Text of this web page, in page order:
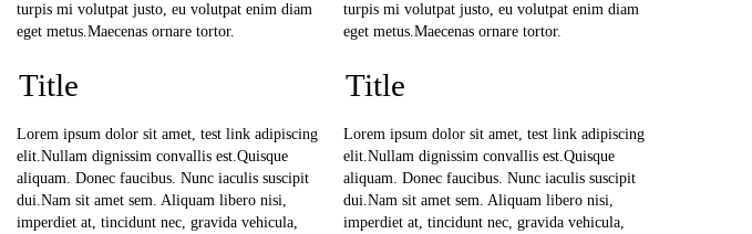
turpis mi volutpat justo, eu volutpat enim diam
eget metus.Maecenas ornare tortor.
turpis mi volutpat justo, eu volutpat enim diam
eget metus.Maecenas ornare tortor.
Title
Lorem ipsum dolor sit amet, test link adipiscing
elit.Nullam dignissim convallis est.Quisque
aliquam. Donec faucibus. Nunc iaculis suscipit
dui.Nam sit amet sem. Aliquam libero nisi,
imperdiet at, tincidunt nec, gravida vehicula,
Title
Lorem ipsum dolor sit amet, test link adipiscing
elit.Nullam dignissim convallis est.Quisque
aliquam. Donec faucibus. Nunc iaculis suscipit
dui.Nam sit amet sem. Aliquam libero nisi,
imperdiet at, tincidunt nec, gravida vehicula,